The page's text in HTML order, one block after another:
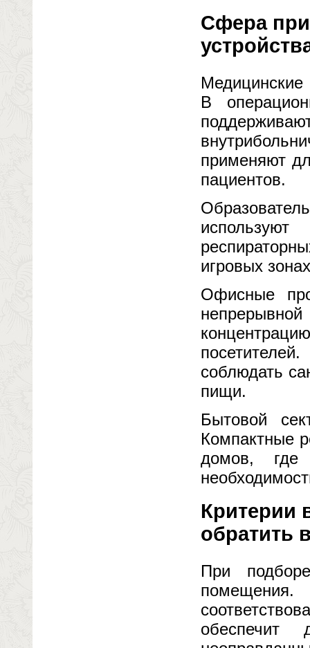
Сфера
В
применяют
пациентов.
игровых
Офисные
соблюдать
пищи.
Бытовой
Компактные
домов, где
Критерии
обратить
При
помещения.
обеспечит